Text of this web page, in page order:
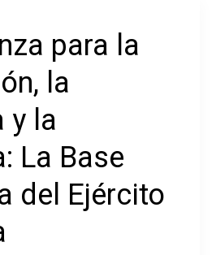
para la
la
y la
La Base
del Ejército